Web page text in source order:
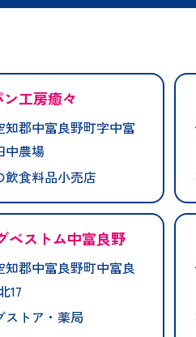
工房癒々
知郡中富良野町字中富
中農場
飲食料品小売店
ベストム中富良野
知郡中富良野町中富良
17
ストア・薬局